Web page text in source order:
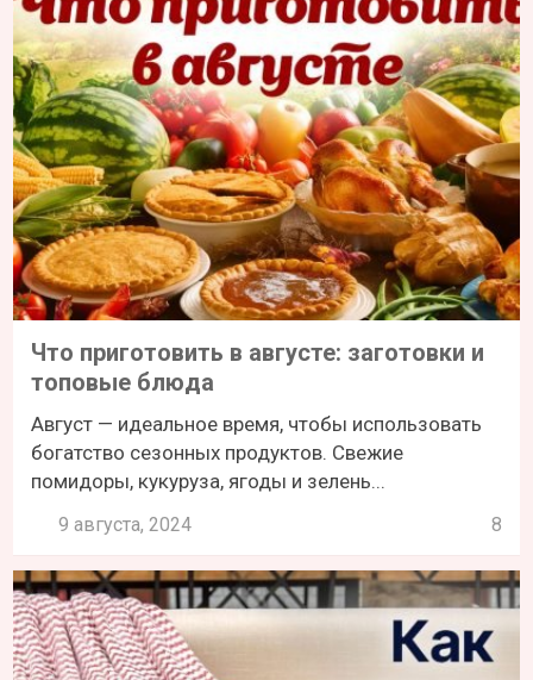
Что приготовить в августе: заготовки и
топовые блюда
Август — идеальное время, чтобы использовать
богатство сезонных продуктов. Свежие
помидоры, кукуруза, ягоды и зелень...
9 августа, 2024 8